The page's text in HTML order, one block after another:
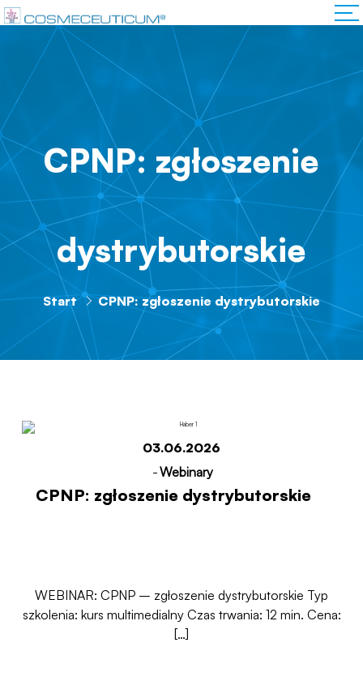
CPNP: zgłoszenie
dystrybutorskie
Start CPNP: zgłoszenie dystrybutorskie
03.06.2026
-Webinary
CPNP: zgłoszenie dystrybutorskie
WEBINAR: CPNP – zgłoszenie dystrybutorskie Typ
szkolenia: kurs multimedialny Czas trwania: 12 min. Cena:
[…]